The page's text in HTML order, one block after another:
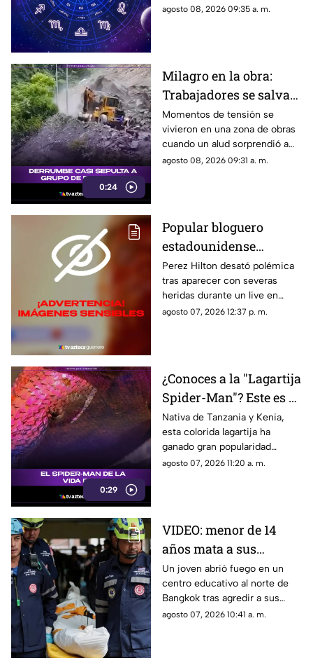
renovar tu energía en la playa o
agosto 08, 2026 09:35 a. m.
0:24
Milagro en la obra:
Trabajadores se salvan
de milagro tras
aparatoso derrumbe de
tierra
Momentos de tensión se
vivieron en una zona de obras
cuando un alud sorprendió a
los presentes, quienes
agosto 08, 2026 09:31 a. m.
Popular bloguero
estadounidense
aparece con severas
heridas en un LIVE;
¿buscaba interacción?
Perez Hilton desató polémica
tras aparecer con severas
heridas durante un live en
TikTok. El video abrió un
agosto 07, 2026 12:37 p. m.
0:29
¿Conoces a la "Lagartija
Spider-Man"? Este es el
reptil con los colores
del superhéroe
Nativa de Tanzania y Kenia,
esta colorida lagartija ha
ganado gran popularidad
debido a su increíble parecido
agosto 07, 2026 11:20 a. m.
VIDEO: menor de 14
años mata a sus
abuelos y 5 profesores
en tiroteo
Un joven abrió fuego en un
centro educativo al norte de
Bangkok tras agredir a sus
familiares; el incidente dejó
agosto 07, 2026 10:41 a. m.